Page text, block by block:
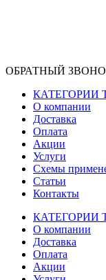
ОБРАТНЫЙ
КАТЕГОРИИ
О компании
Доставка
Оплата
Акции
Услуги
Схемы
Статьи
Контакты
КАТЕГОРИИ
О компании
Доставка
Оплата
Акции